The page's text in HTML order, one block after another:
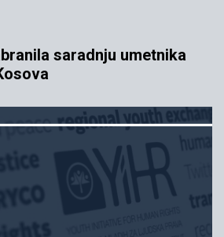
saradnju umetnika